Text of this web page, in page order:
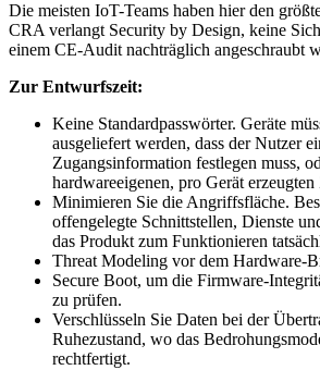
Die meisten IoT-Teams haben hier den
CRA verlangt Security by Design, keine
einem CE-Audit nachträglich angeschraubt
Zur Entwurfszeit:
Keine Standardpasswörter. Geräte
ausgeliefert werden, dass der Nutzer
Zugangsinformation festlegen muss,
hardwareeigenen, pro Gerät
Minimieren Sie die Angriffsfläche.
offengelegte Schnittstellen, Dienste
das Produkt zum Funktionieren
Threat Modeling vor dem Hardware-
Secure Boot, um die Firmware-
zu prüfen.
Verschlüsseln Sie Daten bei der
Ruhezustand, wo das
rechtfertigt.